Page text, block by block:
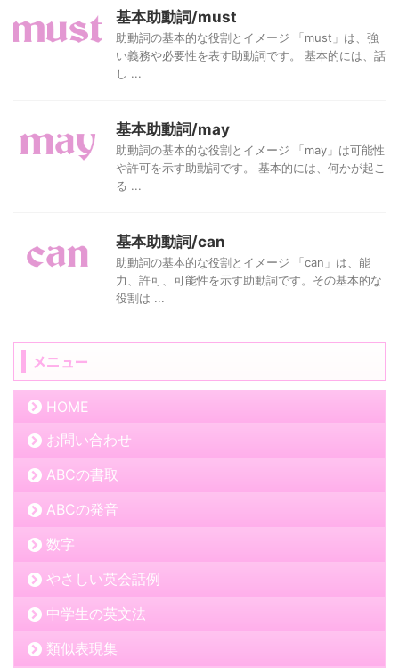
基本助動詞/must
助動詞の基本的な役割とイメージ 「must」は、強
い義務や必要性を表す助動詞です。 基本的には、話
し ...
基本助動詞/may
助動詞の基本的な役割とイメージ 「may」は可能性
や許可を示す助動詞です。 基本的には、何かが起こ
る ...
基本助動詞/can
助動詞の基本的な役割とイメージ 「can」は、能
力、許可、可能性を示す助動詞です。その基本的な
役割は ...
メニュー
HOME
お問い合わせ
ABCの書取
ABCの発音
数字
やさしい英会話例
中学生の英文法
類似表現集